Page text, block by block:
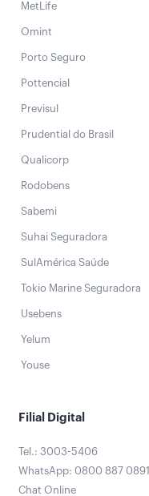
MetLife
Omint
Porto Seguro
Pottencial
Previsul
Prudential do Brasil
Qualicorp
Rodobens
Sabemi
Suhai Seguradora
SulAmérica Saúde
Tokio Marine Seguradora
Usebens
Yelum
Youse
Filial Digital
Tel.: 3003-5406
WhatsApp: 0800 887 0891
Chat Online